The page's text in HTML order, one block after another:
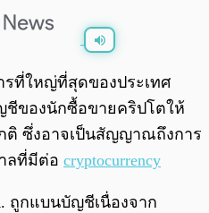
รที่ใหญ่ที่สุดของประเทศ
ชีของนักซื้อขายคริปโตให้
ติ ซึ่งอาจเป็นสัญญาณถึงการ
ลที่มีต่อ cryptocurrency
ถูกแบนบัญชีเนื่องจาก